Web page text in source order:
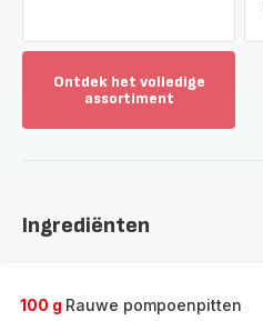
Ontdek het volledige
assortiment
volledige
Ingrediënten
100 g Rauwe pompoenpitten